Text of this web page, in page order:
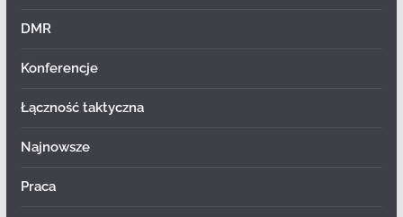
DMR
Konferencje
Łączność taktyczna
Najnowsze
Praca